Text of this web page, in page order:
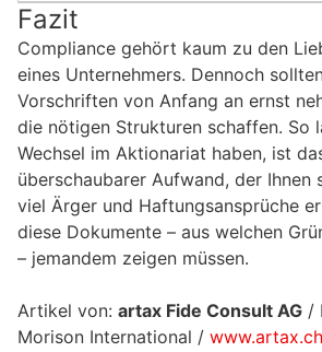
Fazit
Compliance gehört kaum zu den
eines Unternehmers. Dennoch
Vorschriften von Anfang an ernst
die nötigen Strukturen schaffen. So
Wechsel im Aktionariat haben, ist
überschaubarer Aufwand, der Ihnen
viel Ärger und Haftungsansprüche
diese Dokumente – aus welchen
– jemandem zeigen müssen.
Artikel von: artax Fide Consult AG /
Morison International / www.artax.ch